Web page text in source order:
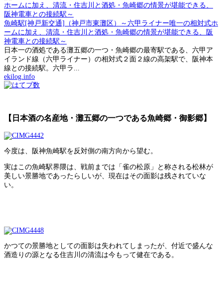
魚崎駅[神戸新交通]（神戸市東灘区）～六甲ライナー唯一の相対式ホ
ームに加え、清流・住吉川と酒処・魚崎郷の情景が堪能できる、阪
神電車との接続駅～
日本一の酒処である灘五郷の一つ・魚崎郷の最寄駅である、六甲ア
イランド線（六甲ライナー）の相対式２面２線の高架駅で、阪神本
線との接続駅。六甲ラ...
ekilog.info
【日本酒の名産地・灘五郷の一つである魚崎郷・御影郷】
今度は、阪神魚崎駅を反対側の南方向から望む。
実はこの魚崎駅界隈は、戦前までは「雀の松原」と称される松林が
美しい景勝地であったらしいが、現在はその面影は残されていな
い。
かつての景勝地としての面影は失われてしまったが、付近で盛んな
酒造りの源となる住吉川の清流は今もって健在である。